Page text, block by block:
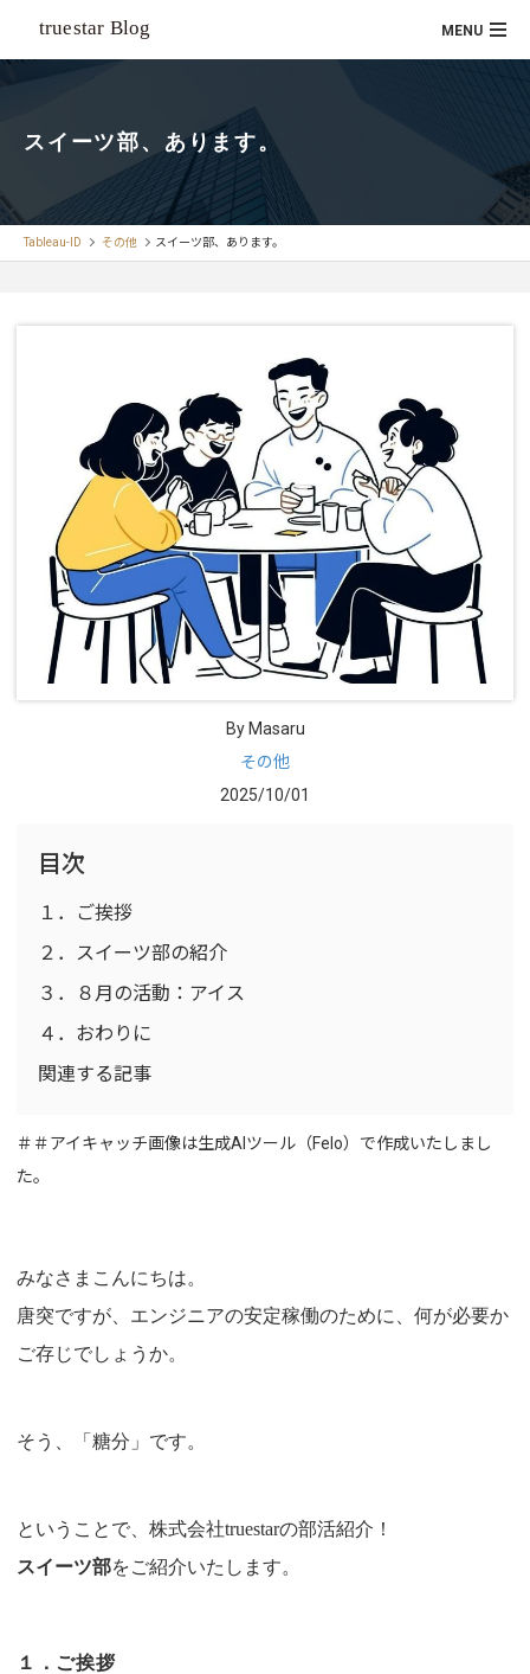
スイーツ部、あります。
Tableau-ID その他 スイーツ部、あります。
By Masaru
その他
2025/10/01
目次
１．ご挨拶
２．スイーツ部の紹介
３．８月の活動：アイス
４．おわりに
関連する記事
＃＃アイキャッチ画像は生成AIツール（Felo）で作成いたしまし
た。
みなさまこんにちは。
唐突ですが、エンジニアの安定稼働のために、何が必要か
ご存じでしょうか。
そう、「糖分」です。
ということで、株式会社truestarの部活紹介！
スイーツ部をご紹介いたします。
１．ご挨拶